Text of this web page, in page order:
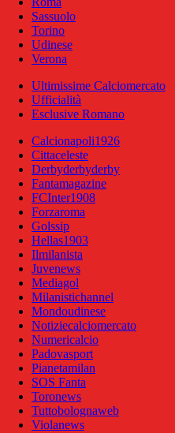
Sassuolo
Torino
Udinese
Verona
Ultimissime Calciomercato
Ufficialità
Esclusive Romano
Calcionapoli1926
Cittaceleste
Derbyderbyderby
Fantamagazine
FCInter1908
Forzaroma
Golssip
Hellas1903
Ilmilanista
Juvenews
Mediagol
Milanistichannel
Mondoudinese
Notiziecalciomercato
Numericalcio
Padovasport
Pianetamilan
SOS Fanta
Toronews
Tuttobolognaweb
Violanews